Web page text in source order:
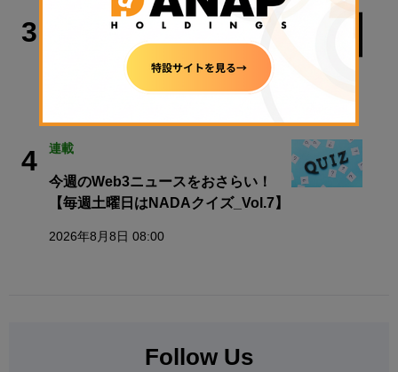
3
ビットコイン決済BTCpayに重大な脆
4 連載
今週のWeb3ニュースをおさらい！
【毎週土曜日はNADAクイズ_Vol.7】
2026年8月8日 08:00
Follow Us